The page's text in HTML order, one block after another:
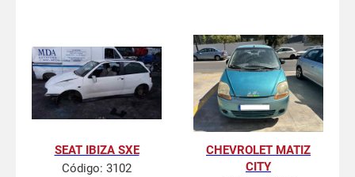
SEAT IBIZA SXE
Código: 3102
CHEVROLET MATIZ
CITY